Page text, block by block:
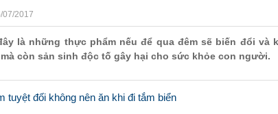
07/2017
là những thực phẩm nếu để qua đêm sẽ biến đổi và
còn sản sinh độc tố gây hại cho sức khỏe con người.
tuyệt đối không nên ăn khi đi tắm biển